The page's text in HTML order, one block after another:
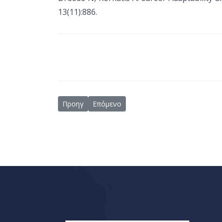
13(11):886.
Προηγούμενο άρθρο: Ανάκαμψη (Recovery) &
Προηγ Επόμενο άρθρο: Μεγάλη επιτυχία της
Επόμενο